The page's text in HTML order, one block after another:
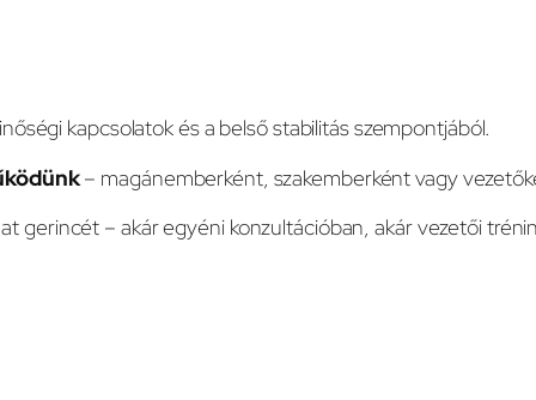
kapcsolatok és a belső stabilitás szempontjából.
– magánemberként, szakemberként vagy
gerincét – akár egyéni konzultációban, akár vezetői